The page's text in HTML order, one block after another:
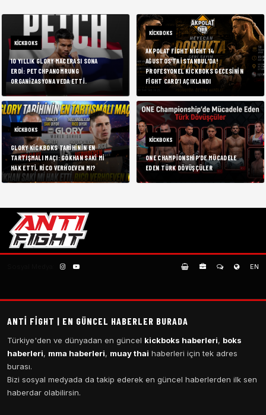
KICKBOKS
10 YILLIK GLORY MACERASI SONA
ERDI: PETCHPANOMRUNG
ORGANIZASYONA VEDA ETTI.
KICKBOKS
AKPOLAT FIGHT NIGHT 14
AĞUSTOS’TA İSTANBUL’DA!
PROFESYONEL KICKBOKS GECESININ
FIGHT CARD’I AÇIKLANDI
KICKBOKS
GLORY KICKBOKS TARIHININ EN
TARTIŞMALI MAÇI: GÖKHAN SAKI MI
HAK ETTI, RICO VERHOEVEN MI?
KICKBOKS
ONE CHAMPIONSHIP’DE MÜCADELE
EDEN TÜRK DÖVÜŞÇÜLER
EN
ANTI FIGHT | EN GÜNCEL HABERLER BURADA
Türkiye'den ve dünyadan en güncel kickboks haberleri, boks
haberleri, mma haberleri, muay thai haberleri için tek adres
burası.
Bizi sosyal medyada da takip ederek en güncel haberlerden ilk sen
haberdar olabilirsin.